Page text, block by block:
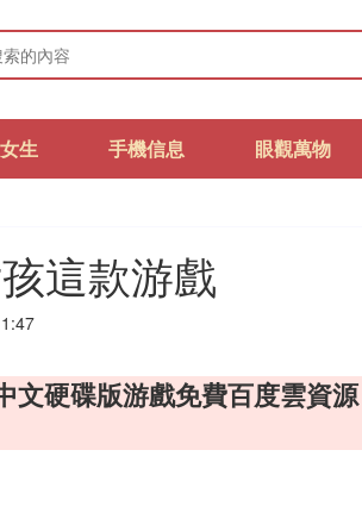
生 手機信息 眼觀萬物
這款游戲
文硬碟版游戲免費百度雲資源